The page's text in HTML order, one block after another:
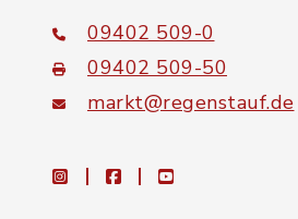
09402 509-0
09402 509-50
markt@regenstauf.de
instagramfacebookyoutube